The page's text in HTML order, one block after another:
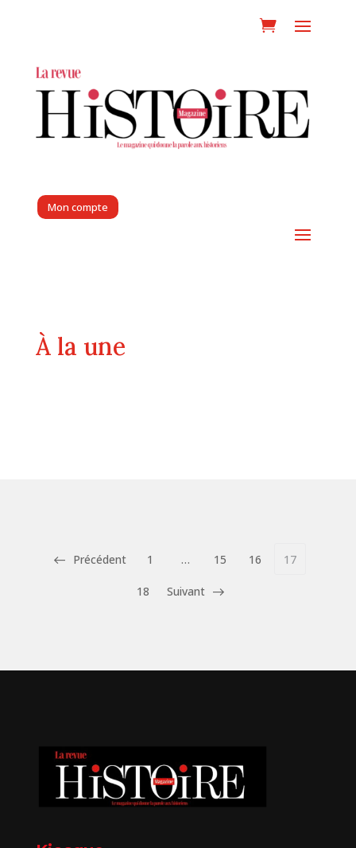
Mon compte
À la une
Précédent 1 … 15 16 17
18 Suivant